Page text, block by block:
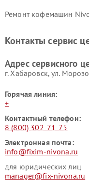
Ремонт кофемашин
Контакты сервис
Адрес сервисного
г. Хабаровск, ул.
Горячая линия:
+
Контактный телефон:
8 (800) 302-71-75
Электронная почта:
info@fixim-nivona.ru
для юридических лиц
manager@fix-nivona.ru